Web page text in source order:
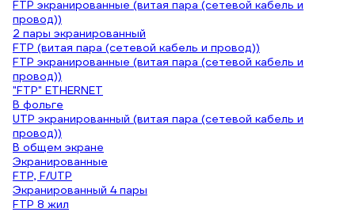
FTP экранированные (витая пара (сетевой кабель и
провод))
2 пары экранированный
FTP (витая пара (сетевой кабель и провод))
FTP экранированные (витая пара (сетевой кабель и
провод))
"FTP" ETHERNET
В фольге
UTP экранированный (витая пара (сетевой кабель и
провод))
В общем экране
Экранированные
FTP, F/UTP
Экранированный 4 пары
FTP 8 жил